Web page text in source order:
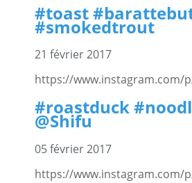
#toast
#smokedtrout
21 février 2017
https://www.instagram.com/
#roastduck
@Shifu
05 février 2017
https://www.instagram.com/